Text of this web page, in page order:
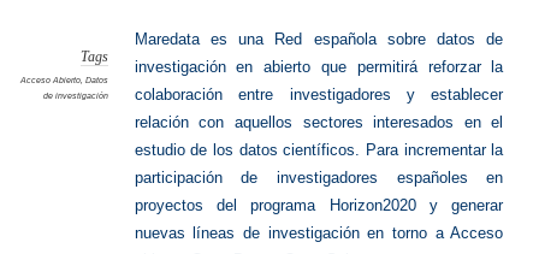
Data’
Tags
Acceso Abierto, Datos
de investigación
Maredata es una Red española sobre datos de
investigación en abierto que permitirá reforzar la
colaboración entre investigadores y establecer
relación con aquellos sectores interesados en el
estudio de los datos científicos. Para incrementar la
participación de investigadores españoles en
proyectos del programa Horizon2020 y generar
nuevas líneas de investigación en torno a Acceso